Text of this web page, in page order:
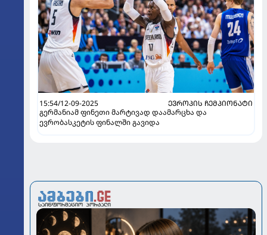
15:54/12-09-2025
ᲔᲕᲠᲝᲞᲘᲡ ᲩᲔᲛᲞᲘᲝᲜᲐᲢᲘ
გერმანიამ ფინეთი მარტივად დაამარცხა და
ევრობასკეტის ფინალში გავიდა